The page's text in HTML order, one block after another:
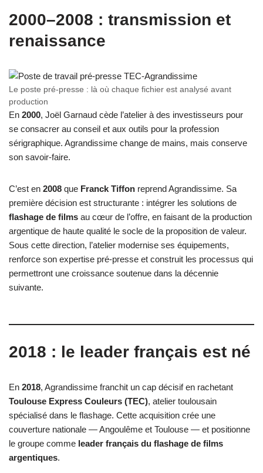
2000–2008 : transmission et
renaissance
Le poste pré-presse : là où chaque fichier est analysé avant
production
En 2000, Joël Garnaud cède l’atelier à des investisseurs pour
se consacrer au conseil et aux outils pour la profession
sérigraphique. Agrandissime change de mains, mais conserve
son savoir-faire.
C’est en 2008 que Franck Tiffon reprend Agrandissime. Sa
première décision est structurante : intégrer les solutions de
flashage de films au cœur de l’offre, en faisant de la production
argentique de haute qualité le socle de la proposition de valeur.
Sous cette direction, l’atelier modernise ses équipements,
renforce son expertise pré-presse et construit les processus qui
permettront une croissance soutenue dans la décennie
suivante.
2018 : le leader français est né
En 2018, Agrandissime franchit un cap décisif en rachetant
Toulouse Express Couleurs (TEC), atelier toulousain
spécialisé dans le flashage. Cette acquisition crée une
couverture nationale — Angoulême et Toulouse — et positionne
le groupe comme leader français du flashage de films
argentiques.